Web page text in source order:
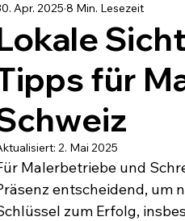
& Lead Nurturing
für
Apr. 2025 8 Min. Lesezeit
2. Mai 2025
Malerbetriebe und
entscheidend, um
zum Erfolg,